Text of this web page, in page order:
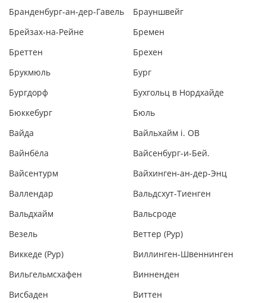
Бранденбург-ан-дер-Гавель
Брауншвейг
Брейзах-на-Рейне
Бремен
Бреттен
Брехен
Брукмюль
Бург
Бургдорф
Бухгольц в Нордхайде
Бюккебург
Бюль
Вайда
Вайльхайм i. OB
Вайнбёла
Вайсенбург-и-Бей.
Вайсентурм
Вайхинген-ан-дер-Энц
Валлендар
Вальдсхут-Тиенген
Вальдхайм
Вальсроде
Везель
Веттер (Рур)
Виккеде (Рур)
Виллинген-Швеннинген
Вильгельмсхафен
Винненден
Висбаден
Виттен